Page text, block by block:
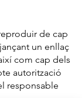
de cap
un enllaç
com cap dels
autorització
responsable